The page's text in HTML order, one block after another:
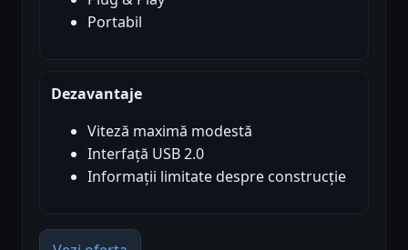
Portabil
Dezavantaje
Viteză maximă modestă
Interfață USB 2.0
Informații limitate despre construcție